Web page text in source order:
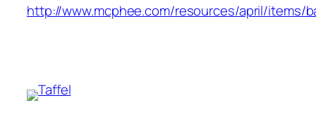
http://www.mcphee.com/resources/april/items/